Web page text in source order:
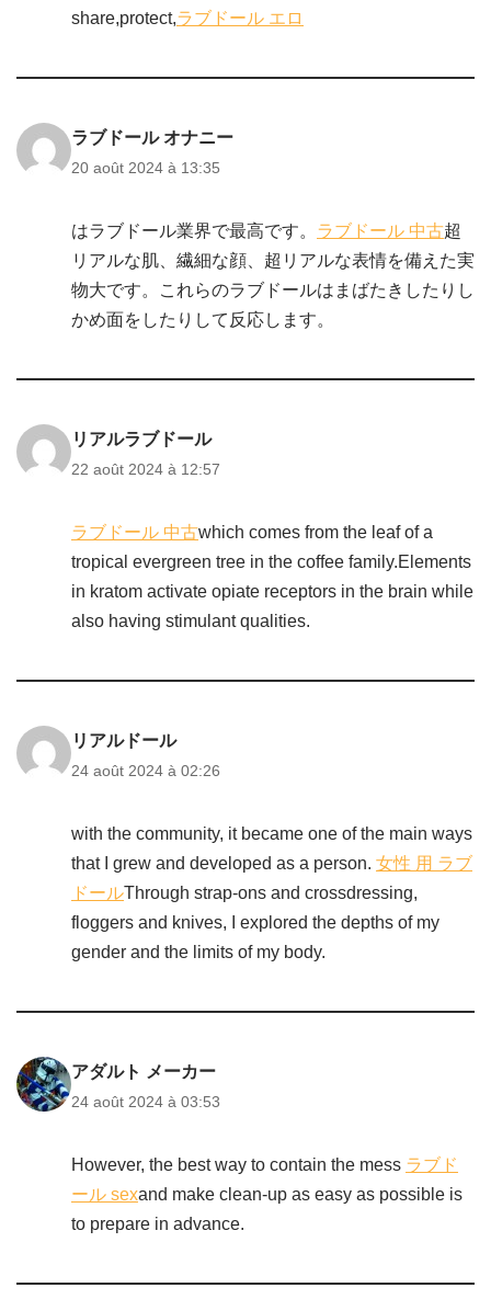
share,protect,ラブドール エロ
ラブドール オナニー
20 août 2024 à 13:35
はラブドール業界で最高です。 ラブドール 中古超
リアルな肌、繊細な顔、超リアルな表情を備えた実
物大です。これらのラブドールはまばたきしたりし
かめ面をしたりして反応します。
リアルラブドール
22 août 2024 à 12:57
ラブドール 中古which comes from the leaf of a
tropical evergreen tree in the coffee family.Elements
in kratom activate opiate receptors in the brain while
also having stimulant qualities.
リアルドール
24 août 2024 à 02:26
with the community, it became one of the main ways
that I grew and developed as a person. 女性 用 ラブ
ドールThrough strap-ons and crossdressing,
floggers and knives, I explored the depths of my
gender and the limits of my body.
アダルト メーカー
24 août 2024 à 03:53
However, the best way to contain the mess ラブド
ール sexand make clean-up as easy as possible is
to prepare in advance.